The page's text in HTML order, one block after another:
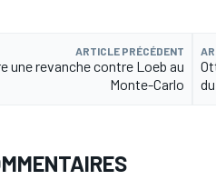
ARTICLE PRÉCÉDENT
une revanche contre Loeb au
Monte-Carlo